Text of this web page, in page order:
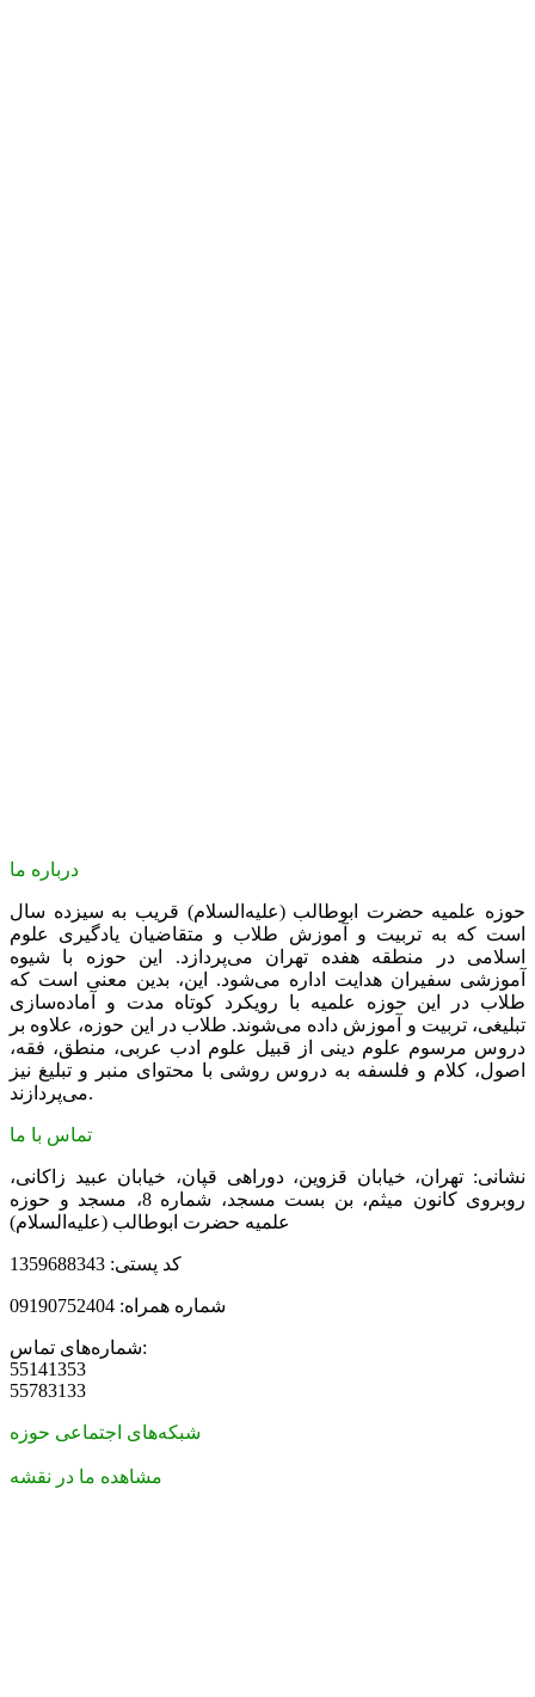
درباره ما
حوزه علمیه حضرت ابوطالب (علیه‌السلام) قریب به سیزده سال
است که به تربیت و آموزش طلاب و متقاضیان یادگیری علوم
اسلامی در منطقه هفده تهران می‌پردازد. این حوزه با شیوه
آموزشی سفیران هدایت اداره می‌شود. این، بدین معنی است که
طلاب در این حوزه علمیه با رویکرد کوتاه مدت و آماده‌سازی
تبلیغی، تربیت و آموزش داده می‌شوند. طلاب در این حوزه، علاوه بر
دروس مرسوم علوم دینی از قبیل علوم ادب عربی، منطق، فقه،
اصول، کلام و فلسفه به دروس روشی با محتوای منبر و تبلیغ نیز
می‌پردازند.
تماس با ما
نشانی: تهران، خیابان قزوین، دوراهی قپان، خیابان عبید زاکانی،
روبروی کانون میثم، بن بست مسجد، شماره 8، مسجد و حوزه
علمیه حضرت ابوطالب (علیه‌السلام)
کد پستی: 1359688343
شماره همراه: 09190752404
شماره‌های تماس:
55141353
55783133
شبکه‌های اجتماعی حوزه
مشاهده ما در نقشه